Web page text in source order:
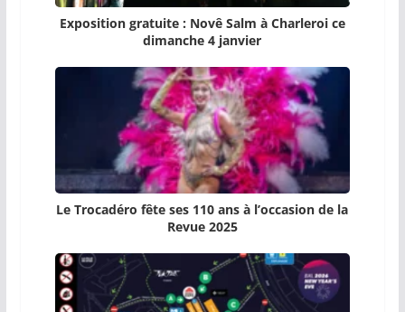
Exposition gratuite : Novê Salm à Charleroi ce
dimanche 4 janvier
Le Trocadéro fête ses 110 ans à l’occasion de la
Revue 2025